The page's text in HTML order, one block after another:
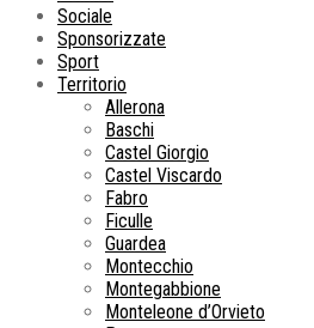
Sociale
Sponsorizzate
Sport
Territorio
Allerona
Baschi
Castel Giorgio
Castel Viscardo
Fabro
Ficulle
Guardea
Montecchio
Montegabbione
Monteleone d’Orvieto